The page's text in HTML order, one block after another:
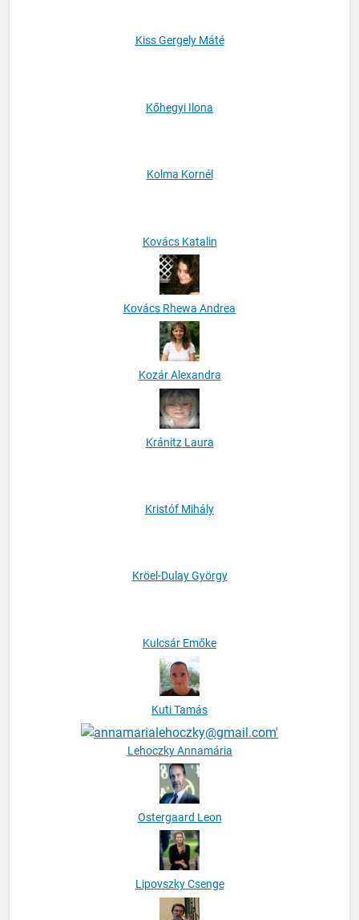
Kovács Katalin
Kovács Rhewa Andrea
Kozár Alexandra
Kulcsár Emőke
Lehoczky Annamária
Ostergaard Leon
Lipovszky Csenge